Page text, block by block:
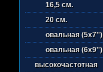
16,5 см.
20 см.
овальная (5х7'')
овальная (6х9'')
высокочастотная